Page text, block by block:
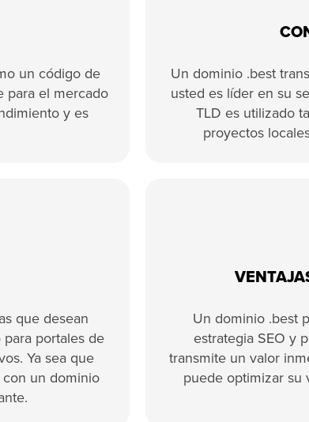
un código de
para el mercado
y es
Un dominio .best
usted es líder en su
TLD es utilizado
proyectos
que desean
portales de
Ya sea que
un dominio
Un dominio .best
estrategia SEO y
transmite un valor
puede optimizar su